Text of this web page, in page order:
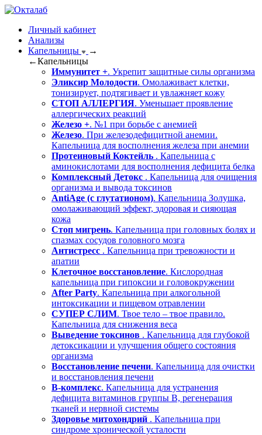
Личный кабинет
Анализы
Капельницы
→
←Капельницы
Иммунитет +. Укрепит защитные силы организма
Эликсир Молодости. Омолаживает клетки,
тонизирует, подтягивает и увлажняет кожу
СТОП АЛЛЕРГИЯ. Уменьшает проявление
аллергических реакций
Железо +. №1 при борьбе с анемией
Железо. При железодефицитной анемии.
Капельница для восполнения железа при анемии
Протеиновый Коктейль . Капельница с
аминокислотами для восполнения дефицита белка
Комплексный Детокс . Капельница для очищения
организма и вывода токсинов
AntiAge (с глутатионом). Капельница Золушка,
омолаживающий эффект, здоровая и сияющая
кожа
Стоп мигрень. Капельница при головных болях и
спазмах сосудов головного мозга
Антистресс . Капельница при тревожности и
апатии
Клеточное восстановление. Кислородная
капельница при гипоксии и головокружении
After Party. Капельница при алкогольной
интоксикации и пищевом отравлении
СУПЕР СЛИМ. Твое тело – твое правило.
Капельница для снижения веса
Выведение токсинов . Капельница для глубокой
детоксикации и улучшения общего состояния
организма
Восстановление печени. Капельница для очистки
и восстановления печени
В-комплекс. Капельница для устранения
дефицита витаминов группы В, регенерация
тканей и нервной системы
Здоровье митохондрий . Капельница при
синдроме хронической усталости